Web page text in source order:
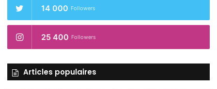
morceaux.14 000 Followers
25 400 Followers
Articles populaires